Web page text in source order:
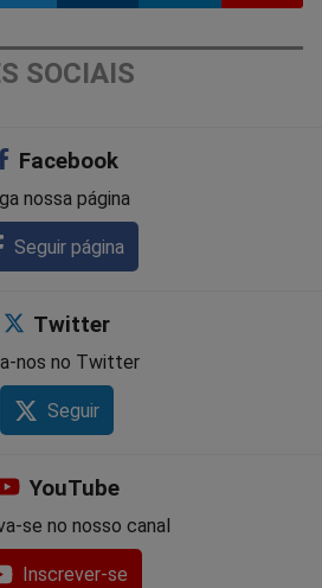
Compartilhar
Messenger
SOCIAIS
Facebook
nossa página
Seguir página
Twitter
nos no Twitter
Seguir
YouTube
se no nosso canal
Inscrever-se